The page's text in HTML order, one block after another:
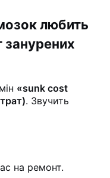
любить
занурених
«sunk cost
. Звучить
на ремонт.